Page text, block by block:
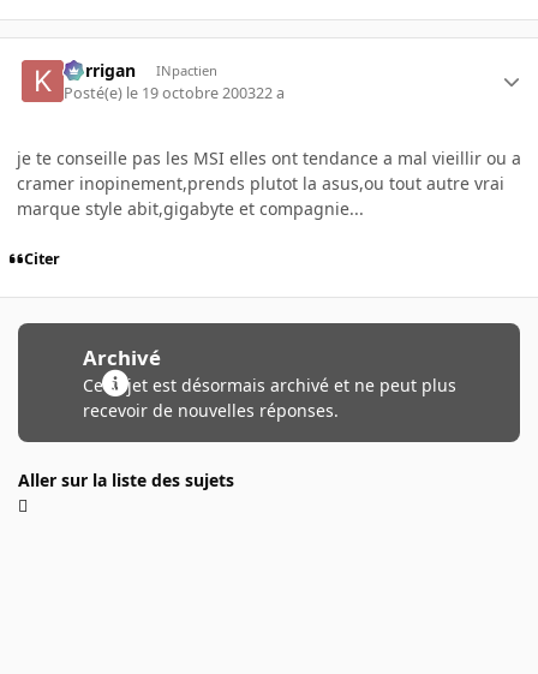
korrigan INpactien
Posté(e) le 19 octobre 200322 a
je te conseille pas les MSI elles ont tendance a mal vieillir ou a
cramer inopinement,prends plutot la asus,ou tout autre vrai
marque style abit,gigabyte et compagnie...
Citer
Archivé
Ce sujet est désormais archivé et ne peut plus
recevoir de nouvelles réponses.
Aller sur la liste des sujets